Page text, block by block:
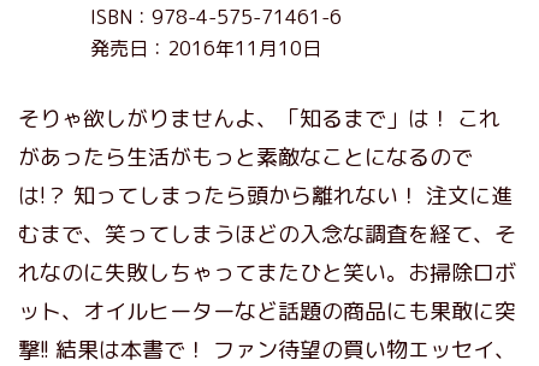
ISBN：978-4-575-71461-6
発売日：2016年11月10日
そりゃ欲しがりませんよ、「知るまで」は！ これ
があったら生活がもっと素敵なことになるので
は!？ 知ってしまったら頭から離れない！ 注文に進
むまで、笑ってしまうほどの入念な調査を経て、そ
れなのに失敗しちゃってまたひと笑い。お掃除ロボ
ット、オイルヒーターなど話題の商品にも果敢に突
撃!! 結果は本書で！ ファン待望の買い物エッセイ、